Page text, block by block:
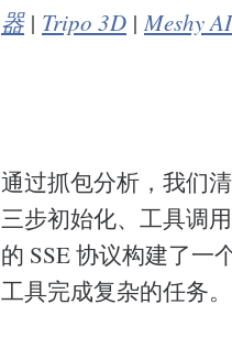
器| Tripo 3D |Meshy AI
通过抓包分析，我们
三步初始化、工具调
的 SSE 协议构建了一
工具完成复杂的任务。